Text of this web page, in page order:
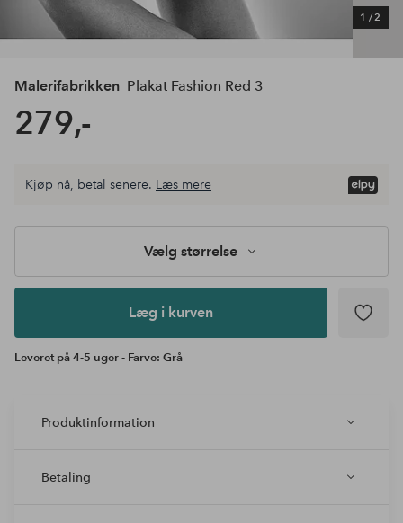
1 /2
Malerifabrikken Plakat Fashion Red 3
279,-
størrelse
Læg i
Kjøp nå, betal senere. Læs mere
Vælg størrelse
Læg i kurven
Leveret på 4-5 uger - Farve: Grå
Produktinformation
Betaling